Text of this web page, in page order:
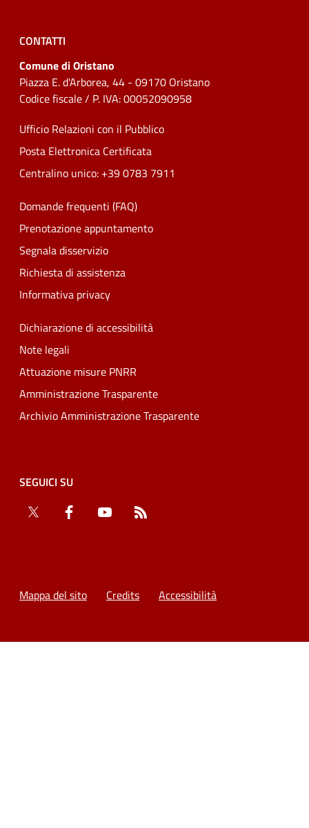
CONTATTI
Comune di Oristano
Piazza E. d'Arborea, 44 - 09170 Oristano
Codice fiscale / P. IVA: 00052090958
Ufficio Relazioni con il Pubblico
Posta Elettronica Certificata
Centralino unico: +39 0783 7911
Domande frequenti (FAQ)
Prenotazione appuntamento
Segnala disservizio
Richiesta di assistenza
Informativa privacy
Dichiarazione di accessibilità
Note legali
Attuazione misure PNRR
Amministrazione Trasparente
Archivio Amministrazione Trasparente
SEGUICI SU
Twitter
Facebook YouTube
Mappa del sito Credits Accessibilità